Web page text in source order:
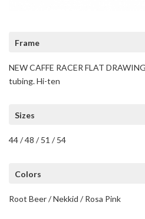
Frame
NEW CAFFE RACER FLAT
tubing. Hi-ten
Sizes
44 / 48 / 51 / 54
Colors
Root Beer / Nekkid / Rosa Pink